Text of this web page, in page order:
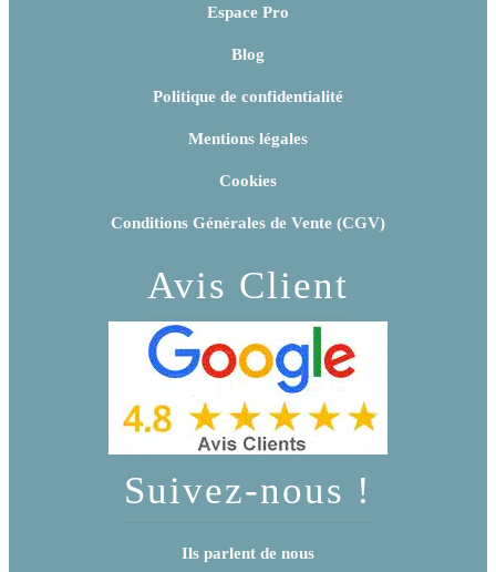
Espace Pro
Blog
Politique de confidentialité
Mentions légales
Cookies
Conditions Générales de Vente (CGV)
Avis Client
Suivez-nous !
Ils parlent de nous